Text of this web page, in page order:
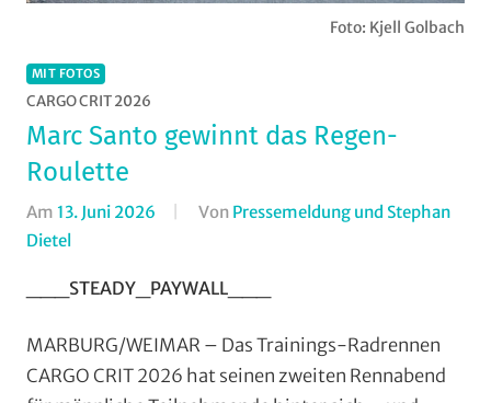
Foto: Kjell Golbach
MIT FOTOS
CARGO CRIT 2026
Marc Santo gewinnt das Regen-
Roulette
Am 13. Juni 2026 Von Pressemeldung und Stephan
Dietel
Jedermann ,
Fotos,
Multimedia,
___STEADY_PAYWALL___
MARBURG/WEIMAR – Das Trainings-Radrennen
CARGO CRIT 2026 hat seinen zweiten Rennabend